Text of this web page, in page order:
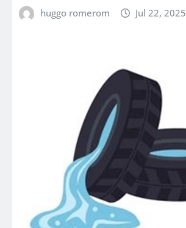
huggo romerom Jul 22, 2025